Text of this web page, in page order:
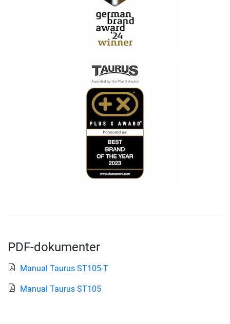
PDF-dokumenter
Manual Taurus ST105-T
Manual Taurus ST105